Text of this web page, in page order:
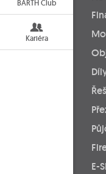
BARTH Club
Kariéra
E-